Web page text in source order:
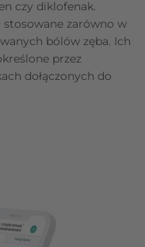
czy diklofenak.
zarówno w
bólów zęba. Ich
przez
dołączonych do